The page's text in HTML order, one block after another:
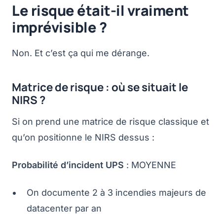
Le risque était-il vraiment
imprévisible ?
Non. Et c’est ça qui me dérange.
Matrice de risque : où se situait le
NIRS ?
Si on prend une matrice de risque classique et
qu’on positionne le NIRS dessus :
Probabilité d’incident UPS : MOYENNE
On documente 2 à 3 incendies majeurs de
datacenter par an